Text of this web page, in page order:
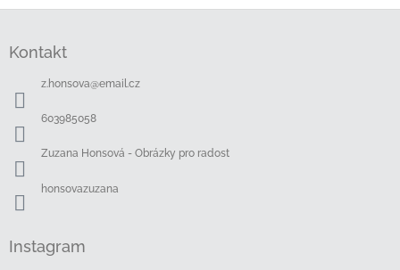
Kontakt
z.honsova@email.cz
603985058
Zuzana Honsová - Obrázky pro radost
honsovazuzana
Instagram